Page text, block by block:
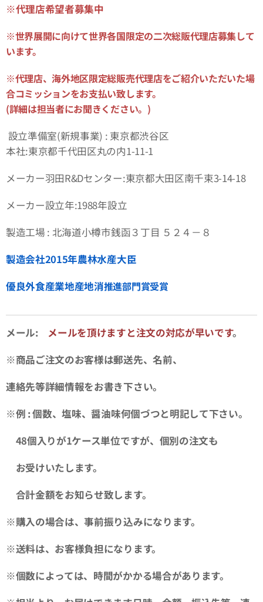
※代理店希望者募集中
※世界展開に向けて世界各国限定の二次総販代理店募集して
います。
※代理店、海外地区限定総販売代理店をご紹介いただいた場
合コミッションをお支払い致します。
(詳細は担当者にお聞きください。)
設立準備室(新規事業) : 東京都渋谷区
本社:東京都千代田区丸の内1-11-1
メーカー羽田R&Dセンター:東京都⼤⽥区南千束3-14-18
メーカー設立年:1988年設立
製造工場 : 北海道小樽市銭函３丁目 ５２４－８
製造会社2015年農林水産大臣
優良外食産業地産地消推進部門賞受賞
メール: メールを頂けますと注文の対応が早いです。
※商品ご注文のお客様は郵送先、名前、
連絡先等詳細情報をお書き下さい。
※例 : 個数、塩味、醤油味何個づつと明記して下さい。
48個入りが1ケース単位ですが、個別の注文も
お受けいたします。
合計金額をお知らせ致します。
※購入の場合は、事前振り込みになります。
※送料は、お客様負担になります。
※個数によっては、時間がかかる場合があります。